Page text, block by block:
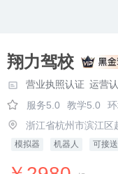
翔力驾校
营业执照认证 运营
服务5.0
教学5.0
浙江省杭州市滨江区
模拟器 机器人 可接送